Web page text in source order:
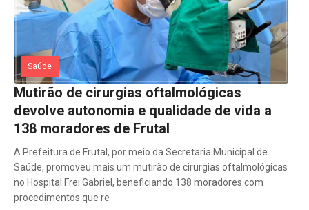
Saúde
Mutirão de cirurgias oftalmológicas
devolve autonomia e qualidade de vida a
138 moradores de Frutal
A Prefeitura de Frutal, por meio da Secretaria Municipal de
Saúde, promoveu mais um mutirão de cirurgias oftalmológicas
no Hospital Frei Gabriel, beneficiando 138 moradores com
procedimentos que re